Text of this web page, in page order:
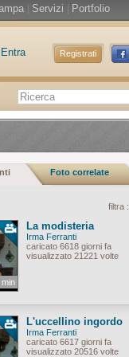
Servizi Portfolio
Entra Registrati
Foto correlate
filtra :
min
La modisteria
Irma Ferranti
caricato 6618 giorni fa
visualizzato 21221 volte
L'uccellino ingordo
Irma Ferranti
caricato 6617 giorni fa
visualizzato 20516 volte